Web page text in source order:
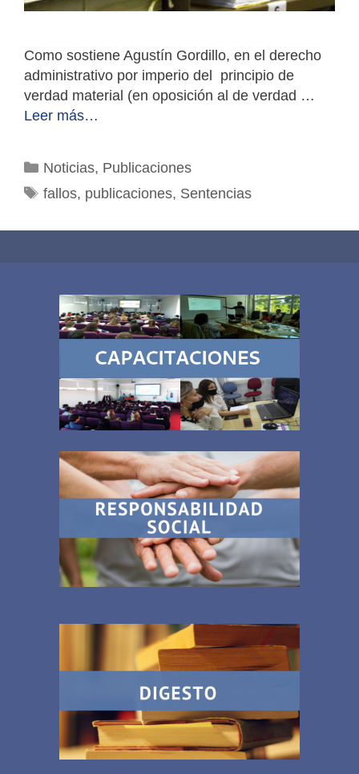
Como sostiene Agustín Gordillo, en el derecho
administrativo por imperio del principio de
verdad material (en oposición al de verdad …
Leer más…
Categorías
Noticias, Publicaciones
Etiquetas
fallos, publicaciones, Sentencias